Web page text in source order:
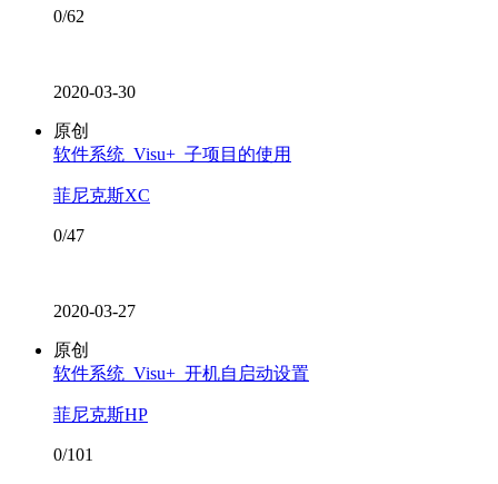
0/62
2020-03-30
原创
软件系统_Visu+_子项目的使用
菲尼克斯XC
0/47
2020-03-27
原创
软件系统_Visu+_开机自启动设置
菲尼克斯HP
0/101